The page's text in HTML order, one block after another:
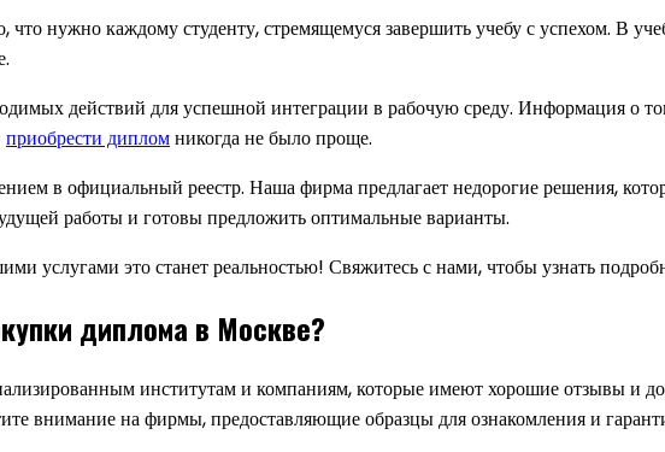
что нужно каждому студенту, стремящемуся завершить учебу с успехом. В
действий для успешной интеграции в рабочую среду. Информация о
приобрести дипломникогда не было проще.
в официальный реестр. Наша фирма предлагает недорогие решения,
работы и готовы предложить оптимальные варианты.
услугами это станет реальностью! Свяжитесь с нами, чтобы узнать
диплома в Москве?
институтам и компаниям, которые имеют хорошие отзывы и
внимание на фирмы, предоставляющие образцы для ознакомления и